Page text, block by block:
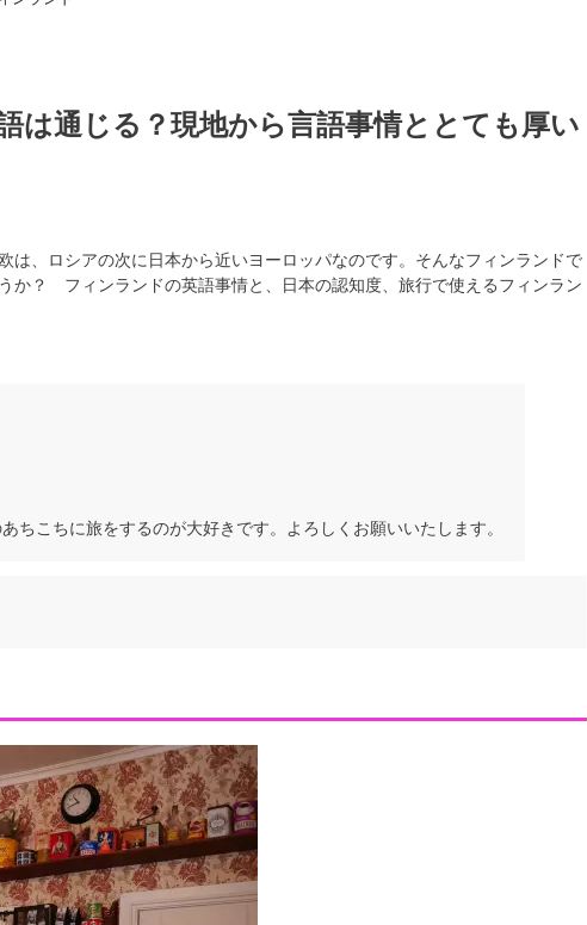
は通じる？現地から言語事情ととても厚い
は、ロシアの次に日本から近いヨーロッパなのです。そんなフィンランドで
か？ フィンランドの英語事情と、日本の認知度、旅行で使えるフィンラン
ちこちに旅をするのが大好きです。よろしくお願いいたします。